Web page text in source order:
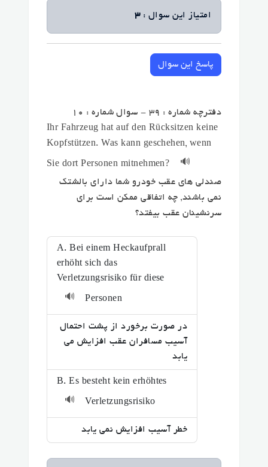
امتیاز این سوال :3
پاسخ این سوال
دفترچه شماره : 39 - سوال شماره : 10
Ihr Fahrzeug hat auf den Rücksitzen keine
Kopfstützen. Was kann geschehen, wenn
Sie dort Personen mitnehmen?
🔊
صندلی های عقب خودرو شما دارای بالشتک
نمی باشند, چه اتفاقی ممکن است برای
سرنشینان عقب بیفتد؟
A. Bei einem Heckaufprall
erhöht sich das
Verletzungsrisiko für diese
Personen
🔊
در صورت برخورد از پشت احتمال
آسیب مسافران عقب افزایش می
یابد
B. Es besteht kein erhöhtes
Verletzungsrisiko
🔊
خطر آسیب افزایش نمی یابد